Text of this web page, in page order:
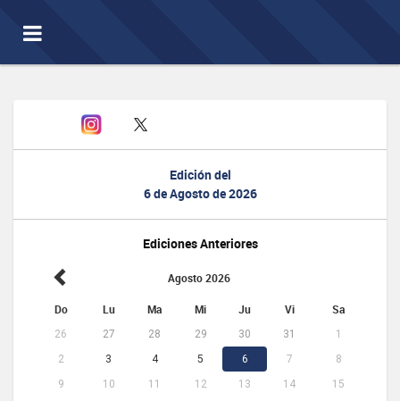
Toggle
navigation
Edición del
6 de Agosto de 2026
Ediciones Anteriores
Agosto 2026
Do Lu Ma Mi Ju Vi Sa
26 27 28 29 30 31
1
2
3 4 5 6 7
8
9
10 11 12 13 14
15